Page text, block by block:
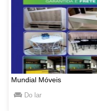
Mundial Móveis
Do lar